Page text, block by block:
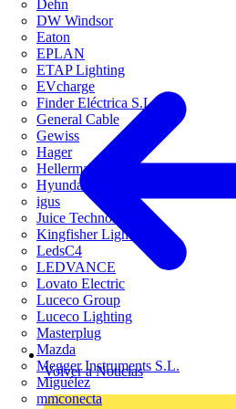
Dehn
DW Windsor
Eaton
EPLAN
ETAP Lighting
EVcharge
Finder Eléctrica S.L.U
General Cable
Gewiss
Hager
HellermannTyton
Hyundai Electric
igus
Juice Technology
Kingfisher Lighting
LedsC4
LEDVANCE
Lovato Electric
Luceco Group
Luceco Lighting
Masterplug
Mazda
Megger Instruments S.L.
Miguélez
mmconecta
Volver a Noticias